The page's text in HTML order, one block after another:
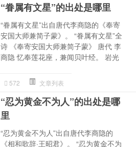
“眷属有文星”的出处是哪里
“眷属有文星”出自唐代李商隐的《奉寄
安国大师兼简子蒙》。 “眷属有文星”全
诗 《奉寄安国大师兼简子蒙》 唐代 李
商隐 忆奉莲花座，兼闻贝叶经。 岩光
572 文章列表
“忍为黄金不为人”的出处是哪
里
“忍为黄金不为人”出自唐代李商隐的
《相和歌辞·王昭君》。 “忍为黄金不为